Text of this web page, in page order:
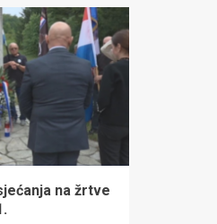
na žrtve